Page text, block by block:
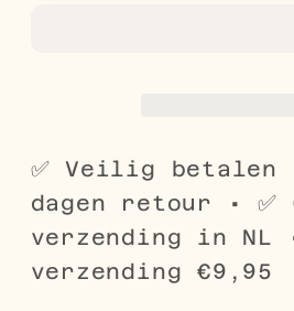
✅ Veilig betalen
dagen retour • ✅
verzending in NL
verzending €9,95